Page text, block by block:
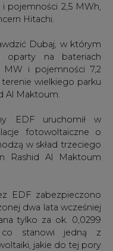
pojemności 2,5 MWh,
Hitachi.
Dubaj, w którym
oparty na bateriach
MW i pojemności 7,2
wielkiego parku
Al Maktoum.
EDF uruchomił w
fotowoltaiczne o
w skład trzeciego
Rashid Al Maktoum
EDF zabezpieczono
dwa lata wcześniej
tylko za ok. 0,0299
co stanowi jedną z
jakie do tej pory